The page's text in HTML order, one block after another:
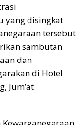
yang disingkat
tersebut
sambutan
dan
di Hotel
Jum’at